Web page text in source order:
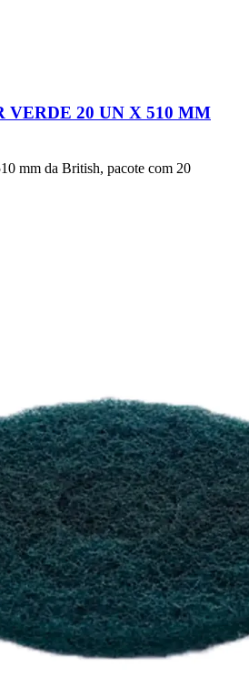
VERDE 20 UN X 510 MM
mm da British, pacote com 20